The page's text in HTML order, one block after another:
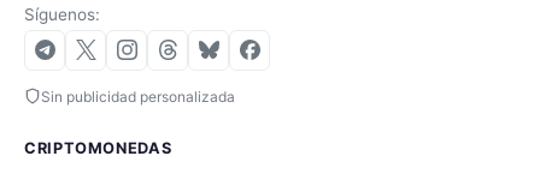
Síguenos:
Sin publicidad personalizada
CRIPTOMONEDAS